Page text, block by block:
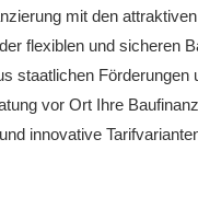
mit den
flexiblen und sicheren
staatlichen
vor Ort Ihre
innovative